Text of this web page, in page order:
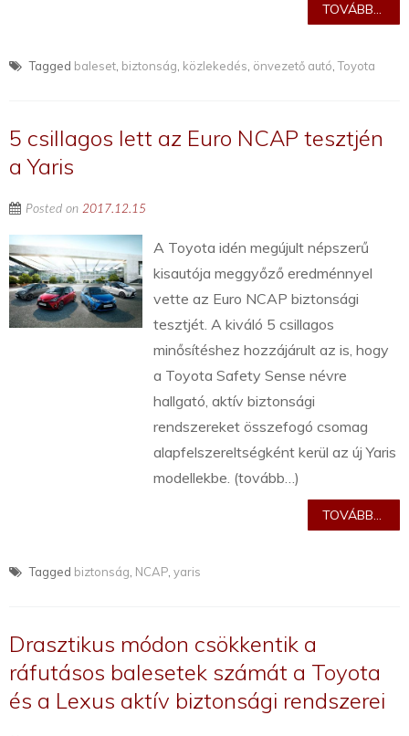
TOVÁBB...
Tagged baleset biztonság közlekedés önvezető autó ,Toyota
5 csillagos lett az Euro NCAP tesztjén
a Yaris
Posted on 2017.12.15
A Toyota idén megújult népszerű
kisautója meggyőző eredménnyel
vette az Euro NCAP biztonsági
tesztjét. A kiváló 5 csillagos
minősítéshez hozzájárult az is, hogy
a Toyota Safety Sense névre
hallgató, aktív biztonsági
rendszereket összefogó csomag
alapfelszereltségként kerül az új Yaris
modellekbe. (tovább…)
TOVÁBB...
Tagged biztonság NCAP yaris
Drasztikus módon csökkentik a
ráfutásos balesetek számát a Toyota
és a Lexus aktív biztonsági rendszerei